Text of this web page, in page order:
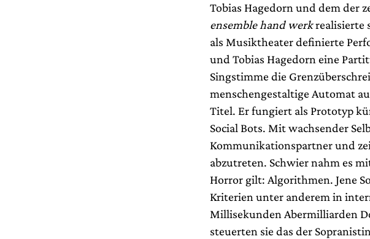
Tobias Hagedorn und dem der
ensemble hand werkrealisierte
als Musiktheater definierte
und Tobias Hagedorn eine
Singstimme die
menschengestaltige Automat
Titel. Er fungiert als Prototyp
Social Bots. Mit wachsender
Kommunikationspartner und
abzutreten. Schwier nahm es
Horror gilt: Algorithmen. Jene
Kriterien unter anderem in
Millisekunden Abermilliarden
steuerten sie das der